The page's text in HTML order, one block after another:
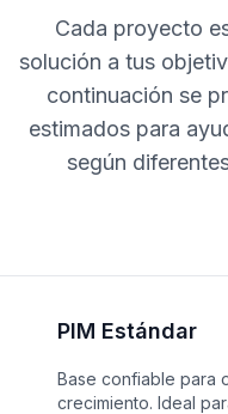
Cada proyecto
solución a tus
continuación se
estimados para
según
PIM Estándar
Base confiable para
crecimiento. Ideal